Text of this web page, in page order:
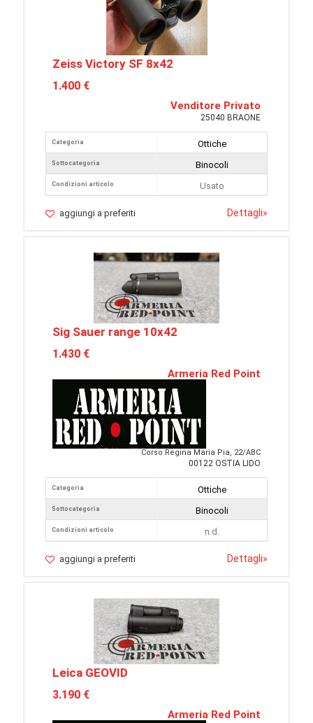
Zeiss Victory SF 8x42
1.400 €
Venditore Privato
25040 BRAONE
Categoria
Sottocategoria
Condizioni articolo
Ottiche
Binocoli
Usato
aggiungi a preferiti Dettagli»
Sig Sauer range 10x42
1.430 €
Armeria Red Point
Corso Regina Maria Pia, 22/ABC
00122 OSTIA LIDO
Categoria
Sottocategoria
Condizioni articolo
Ottiche
Binocoli
n.d.
aggiungi a preferiti Dettagli»
Leica GEOVID
3.190 €
Armeria Red Point